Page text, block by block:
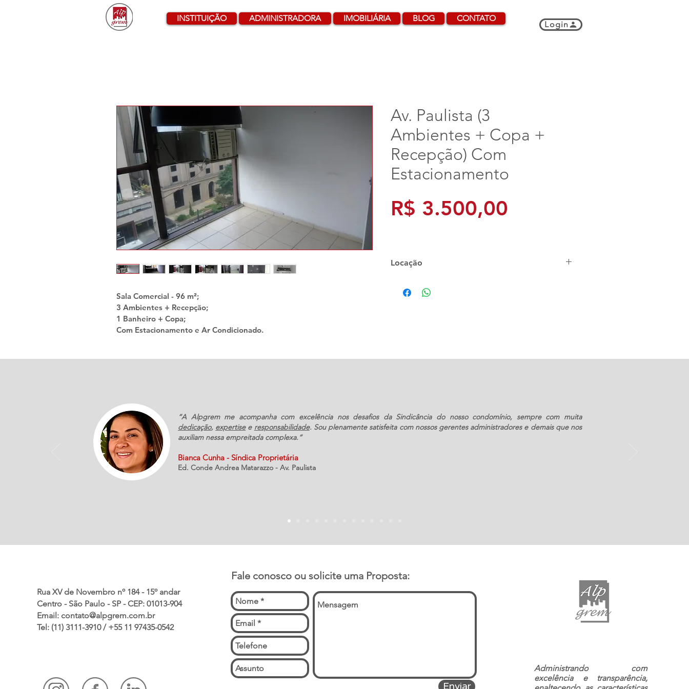
INSTITUIÇÃO ADMINISTRADORA IMOBILIÁRIA BLOG CONTATO
Login
Sala Comercial - 96 m²;
3 Ambientes + Recepção;
1 Banheiro + Copa;
Com Estacionamento e Ar Condicionado.
Av. Paulista (3
Ambientes + Copa +
Recepção) Com
Estacionamento
R$ 3.500,00
Locação
“A Alpgrem me acompanha com excelência nos desafios da Sindicância do nosso condomínio, sempre com muita
dedicação, expertisee responsabilidade. Sou plenamente satisfeita com nossos gerentes administradores e demais que nos
auxiliam nessa empreitada complexa.”
Bianca Cunha - Síndica Proprietária
Ed. Conde Andrea Matarazzo - Av. Paulista
Fale conosco ou solicite uma Proposta:
Rua XV de Novembro nº 184 - 15º andar
Centro - São Paulo - SP - CEP: 01013-904
Email: contato@alpgrem.com.br
Tel: (11) 3111-3910 / +55 11 97435-0542
Enviar
Administrando com
excelência e transparência,